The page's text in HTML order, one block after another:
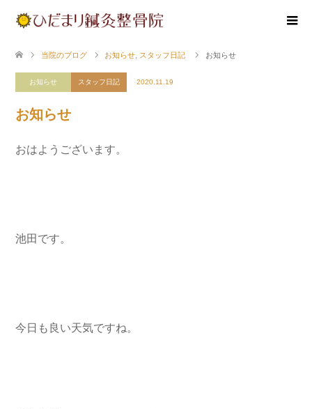
当院のブログ お知らせ スタッフ日記 お知らせ
お知らせ スタッフ日記 2020.11.19
お知らせ
おはようございます。
池田です。
今日も良い天気ですね。